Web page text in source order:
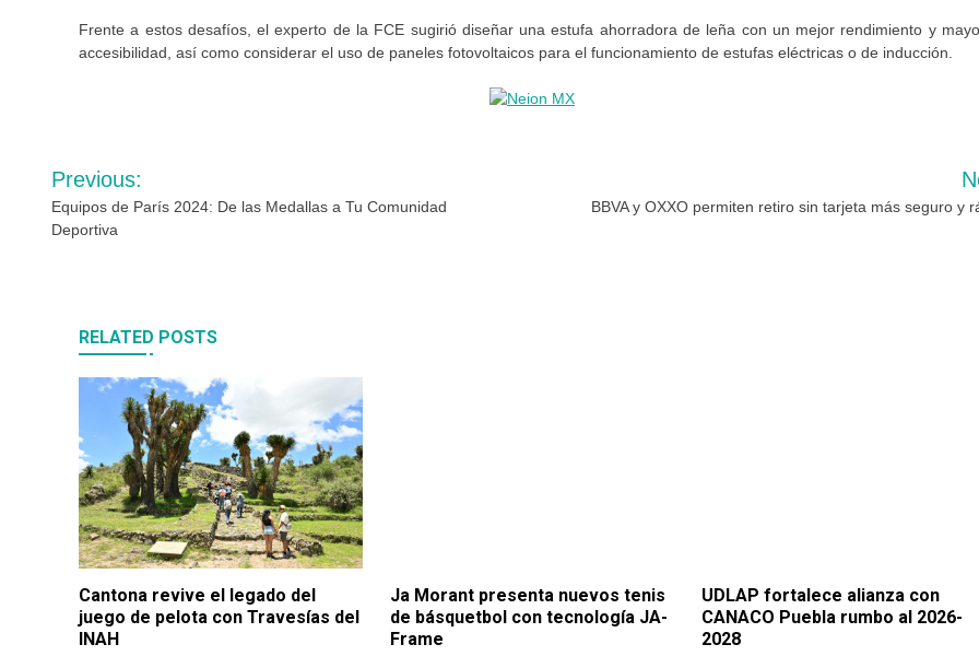
Frente a estos desafíos, el experto de la FCE sugirió diseñar una estufa ahorradora de leña con un mejor rendimiento y
accesibilidad, así como considerar el uso de paneles fotovoltaicos para el funcionamiento de estufas eléctricas o de inducción.
Navegación
de
Previous:
Equipos de París 2024: De las Medallas a Tu Comunidad
Deportiva
BBVA y OXXO permiten retiro sin tarjeta más seguro y
RELATED POSTS
Cantona revive el legado del
juego de pelota con Travesías del
INAH
Ja Morant presenta nuevos tenis
de básquetbol con tecnología JA-
Frame
UDLAP fortalece alianza con
CANACO Puebla rumbo al 2026-
2028